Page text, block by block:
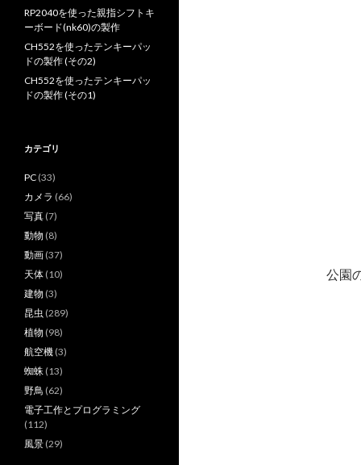
公園
RP2040を使った親指シフトキ
ーボード(nk60)の製作
CH552を使ったテンキーパッ
ドの製作 (その2)
CH552を使ったテンキーパッ
ドの製作 (その1)
カテゴリ
PC (33)
カメラ (66)
写真 (7)
動物 (8)
動画 (37)
天体 (10)
建物 (3)
昆虫 (289)
植物 (98)
航空機 (3)
蜘蛛 (13)
野鳥 (62)
電子工作とプログラミング
(112)
風景 (29)